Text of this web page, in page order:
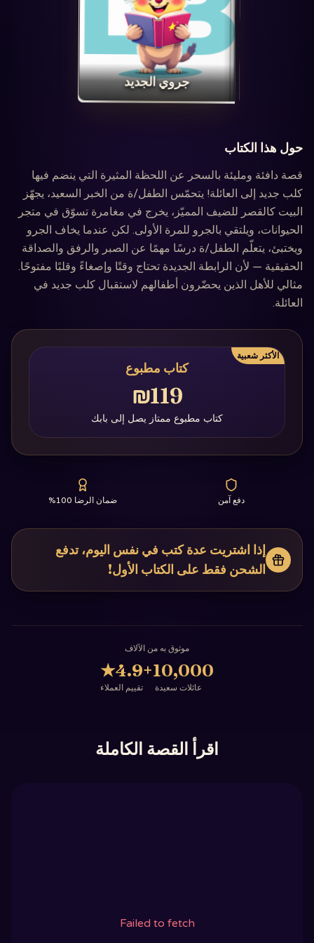
‏جروي الجديد‏
حول هذا الكتاب
قصة دافئة ومليئة بالسحر عن اللحظة المثيرة التي ينضم فيها
كلب جديد إلى العائلة! يتحمّس الطفل/ة من الخبر السعيد، يجهّز
البيت كالقصر للضيف المميّز، يخرج في مغامرة تسوّق في متجر
الحيوانات، ويلتقي بالجرو للمرة الأولى. لكن عندما يخاف الجرو
ويختبئ، يتعلّم الطفل/ة درسًا مهمًا عن الصبر والرفق والصداقة
الحقيقية — لأن الرابطة الجديدة تحتاج وقتًا وإصغاءً وقلبًا مفتوحًا.
مثالي للأهل الذين يحضّرون أطفالهم لاستقبال كلب جديد في
العائلة.
الأكثر شعبية
كتاب مطبوع
₪119
كتاب مطبوع ممتاز يصل إلى بابك
دفع آمن ضمان الرضا 100%
إذا اشتريت عدة كتب في نفس اليوم، تدفع
الشحن فقط على الكتاب الأول!
موثوق به من الآلاف
10,000+
عائلات سعيدة
4.9
★
تقييم العملاء
اقرأ القصة الكاملة
Failed to fetch